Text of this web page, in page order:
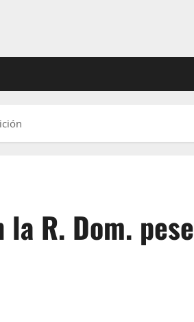
R. Dom. pese